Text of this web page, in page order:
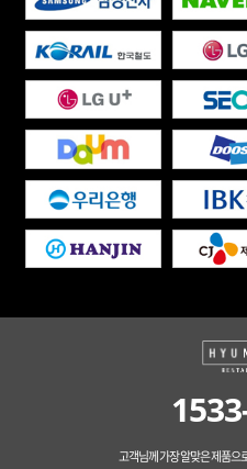
고객님께 가장 알맞은 제품으